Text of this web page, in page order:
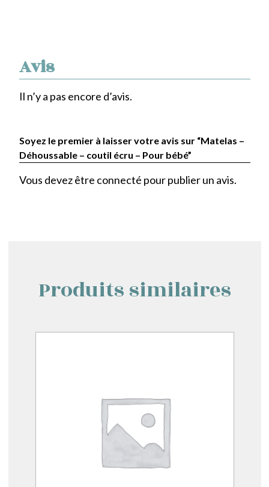
Avis
Il n’y a pas encore d’avis.
Soyez le premier à laisser votre avis sur “Matelas –
Déhoussable – coutil écru – Pour bébé”
Vous devez être connecté pour publier un avis.
Produits similaires